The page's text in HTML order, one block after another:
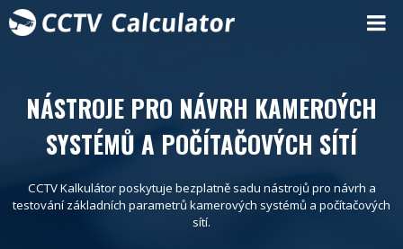
NÁSTROJE PRO NÁVRH KAMEROÝCH
SYSTÉMŮ A POČÍTAČOVÝCH SÍTÍ
CCTV Kalkulátor poskytuje bezplatně sadu nástrojů pro návrh a
testování základních parametrů kamerových systémů a počítačových
sítí.